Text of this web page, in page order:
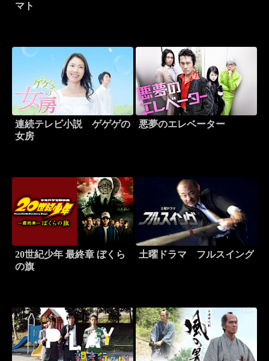
マト
連続テレビ小説 ゲゲゲの
女房
悪夢のエレベーター
20世紀少年 最終章 ぼくら
の旗
土曜ドラマ フルスイング